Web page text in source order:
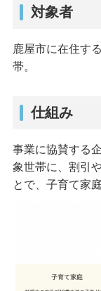
対象者
鹿屋市に在住す
帯。
仕組み
事業に協賛する
象世帯に、割引
とで、子育て家